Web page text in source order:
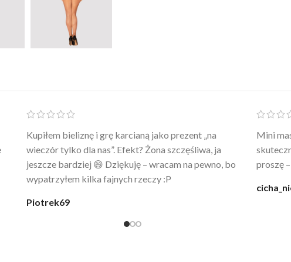
Po prostu WOW! Szlafrok to sztos – lekki, chłodny, a
wygląda jak z luksusowego butiku. Noszę
codziennie po kąpieli z mężem.
@karolina_dream
świetny